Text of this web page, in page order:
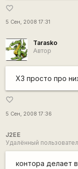
favorite_border
5 Сен, 2008 17:31
Tarasko
Автор
ХЗ просто про
favorite_border
5 Сен, 2008 17:36
J2EE
Удалённый
контора делает